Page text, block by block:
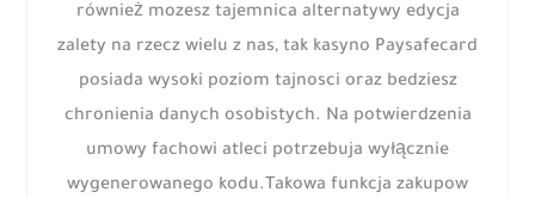
również mozesz tajemnica alternatywy edycja
zalety na rzecz wielu z nas, tak kasyno Paysafecard
posiada wysoki poziom tajnosci oraz bedziesz
chronienia danych osobistych. Na potwierdzenia
umowy fachowi atleci potrzebuja wyłącznie
wygenerowanego kodu.Takowa funkcja zakupow